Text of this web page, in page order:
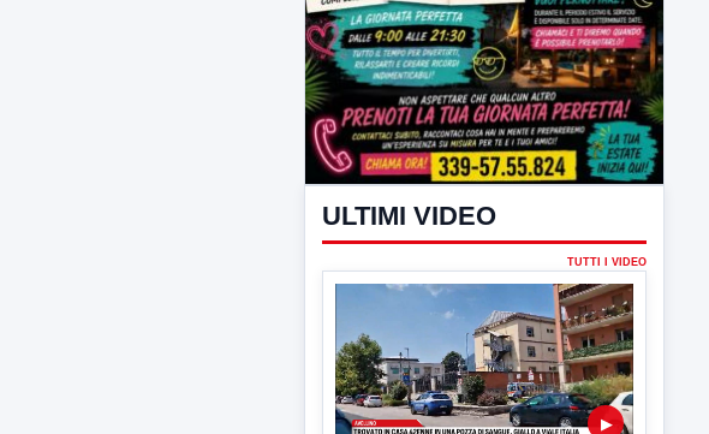
ULTIMI VIDEO
TUTTI I VIDEO
▶